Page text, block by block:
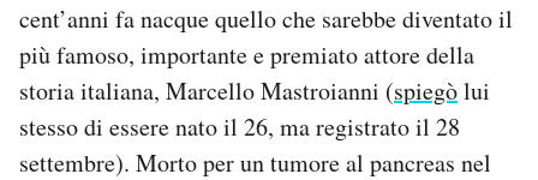
AREA PERSONALE
Area Personale
Newsletter
Notifiche mobile
cent’anni fa nacque quello che sarebbe diventato il
più famoso, importante e premiato attore della
storia italiana, Marcello Mastroianni (spiegòlui
stesso di essere nato il 26, ma registrato il 28
settembre). Morto per un tumore al pancreas nel